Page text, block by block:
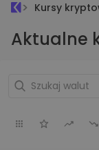
Kursy
Aktualne